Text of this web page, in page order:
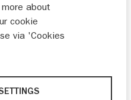
of
about
cookie
via 'Cookies